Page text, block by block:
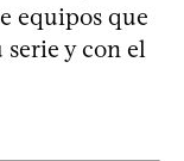
equipos que
y con el